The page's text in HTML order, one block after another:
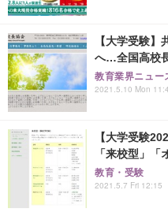
【大学受験
へ…全国高校
教育業界ニュー
2021.5.10 Mon
【大学受験
「来校型」
教育・受験
2021.5.7 Fri 12:15